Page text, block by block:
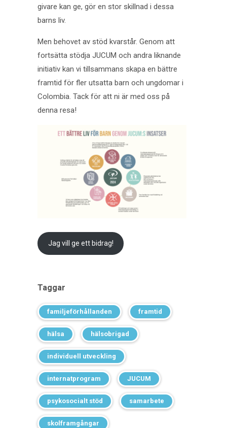
givare kan ge, gör en stor skillnad i dessa
barns liv.
Men behovet av stöd kvarstår. Genom att
fortsätta stödja JUCUM och andra liknande
initiativ kan vi tillsammans skapa en bättre
framtid för fler utsatta barn och ungdomar i
Colombia. Tack för att ni är med oss på
denna resa!
Jag vill ge ett bidrag!
Taggar
familjeförhållanden framtid
hälsa hälsobrigad
individuell utveckling
internatprogram JUCUM
psykosocialt stöd samarbete
skolframgångar